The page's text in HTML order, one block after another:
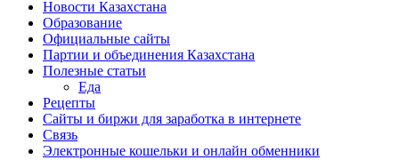
Новости Казахстана
Образование
Официальные сайты
Партии и объединения Казахстана
Полезные статьи
Еда
Рецепты
Сайты и биржи для заработка в интернете
Связь
Электронные кошельки и онлайн обменники